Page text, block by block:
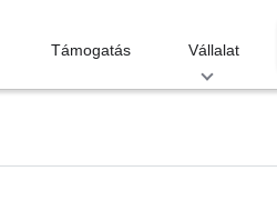
Támogatás Vállalat